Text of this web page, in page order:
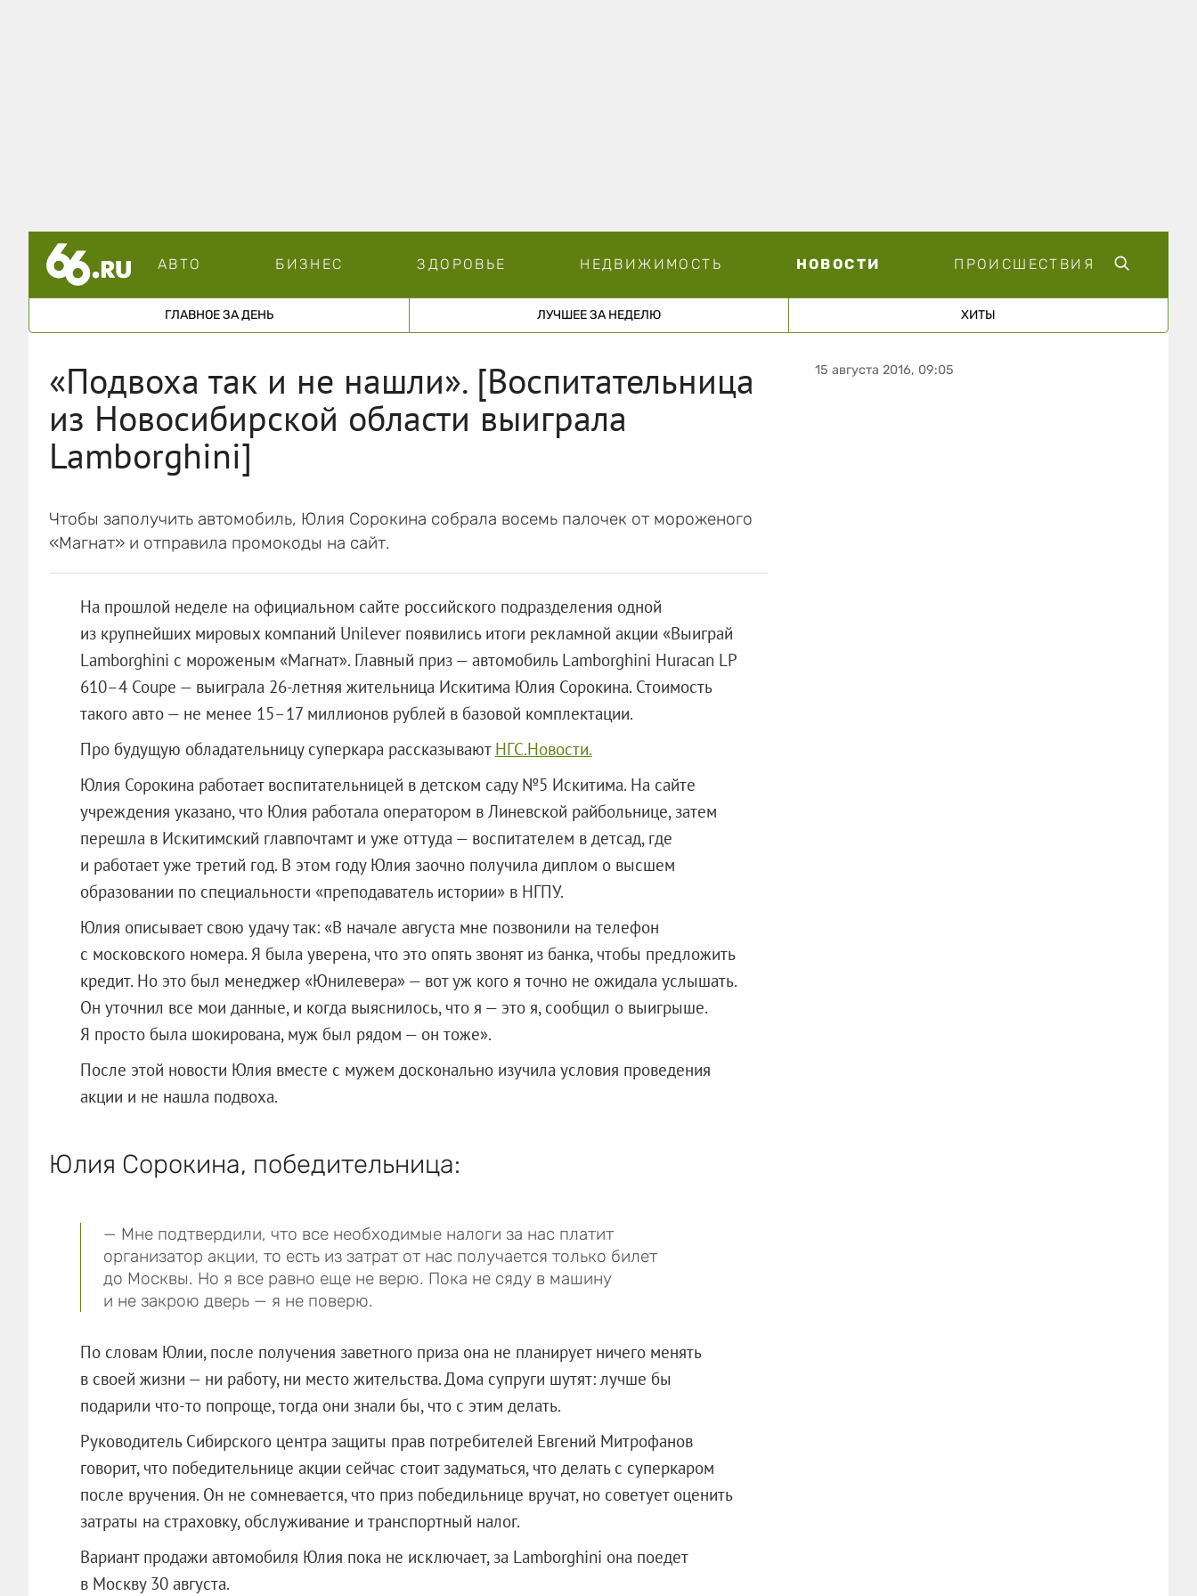
АВТО БИЗНЕС ЗДОРОВЬЕ НЕДВИЖИМОСТЬ НОВОСТИ ПРОИСШЕСТВИЯ
ГЛАВНОЕ ЗА ДЕНЬ ЛУЧШЕЕ ЗА НЕДЕЛЮ ХИТЫ
«Подвоха так и не нашли». [Воспитательница
из Новосибирской области выиграла
Lamborghini]
Чтобы заполучить автомобиль, Юлия Сорокина собрала восемь палочек от мороженого
«Магнат» и отправила промокоды на сайт.
На прошлой неделе на официальном сайте российского подразделения одной
из крупнейших мировых компаний Unilever появились итоги рекламной акции «Выиграй
Lamborghini с мороженым «Магнат». Главный приз — автомобиль Lamborghini Huracan LP
610–4 Coupe — выиграла 26-летняя жительница Искитима Юлия Сорокина. Стоимость
такого авто — не менее 15–17 миллионов рублей в базовой комплектации.
Про будущую обладательницу суперкара рассказывают НГС.Новости.
Юлия Сорокина работает воспитательницей в детском саду №5 Искитима. На сайте
учреждения указано, что Юлия работала оператором в Линевской райбольнице, затем
перешла в Искитимский главпочтамт и уже оттуда — воспитателем в детсад, где
и работает уже третий год. В этом году Юлия заочно получила диплом о высшем
образовании по специальности «преподаватель истории» в НГПУ.
Юлия описывает свою удачу так: «В начале августа мне позвонили на телефон
с московского номера. Я была уверена, что это опять звонят из банка, чтобы предложить
кредит. Но это был менеджер «Юнилевера» — вот уж кого я точно не ожидала услышать.
Он уточнил все мои данные, и когда выяснилось, что я — это я, сообщил о выигрыше.
Я просто была шокирована, муж был рядом — он тоже».
После этой новости Юлия вместе с мужем досконально изучила условия проведения
акции и не нашла подвоха.
Юлия Сорокина, победительница:
— Мне подтвердили, что все необходимые налоги за нас платит
организатор акции, то есть из затрат от нас получается только билет
до Москвы. Но я все равно еще не верю. Пока не сяду в машину
и не закрою дверь — я не поверю.
По словам Юлии, после получения заветного приза она не планирует ничего менять
в своей жизни — ни работу, ни место жительства. Дома супруги шутят: лучше бы
подарили что-то попроще, тогда они знали бы, что с этим делать.
Руководитель Сибирского центра защиты прав потребителей Евгений Митрофанов
говорит, что победительнице акции сейчас стоит задуматься, что делать с суперкаром
после вручения. Он не сомневается, что приз победильнице вручат, но советует оценить
затраты на страховку, обслуживание и транспортный налог.
Вариант продажи автомобиля Юлия пока не исключает, за Lamborghini она поедет
в Москву 30 августа.
15 августа 2016, 09:05